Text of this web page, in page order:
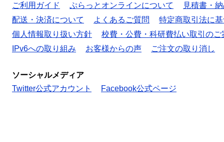
ご利用ガイド
ぷらっとオンラインについて
見積書・
配送・決済について
よくあるご質問
特定商取引法に
個人情報取り扱い方針
校費・公費・科研費払い取引のご
IPv6への取り組み
お客様からの声 ご注文の取り消し
ソーシャルメディア
Twitter公式アカウント
Facebook公式ページ